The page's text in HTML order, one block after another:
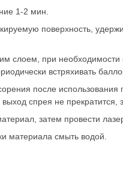
1-2 мин.
поверхность,
слоем, при
встряхивать
после использования
спрея не прекратится,
затем провести
материала смыть водой.